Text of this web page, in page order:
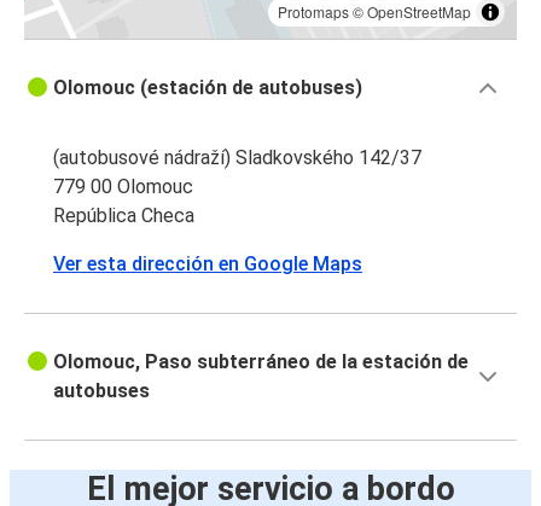
Protomaps©OpenStreetMap
Olomouc (estación de autobuses)
(autobusové nádraží) Sladkovského 142/37
779 00 Olomouc
República Checa
Ver esta dirección en Google Maps
Olomouc, Paso subterráneo de la estación de
autobuses
El mejor servicio a bordo